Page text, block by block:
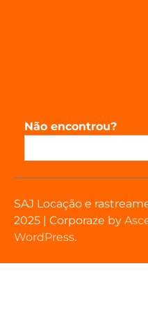
Não encontrou?
SAJ Locação e
2025 | Corporaze by
WordPress.